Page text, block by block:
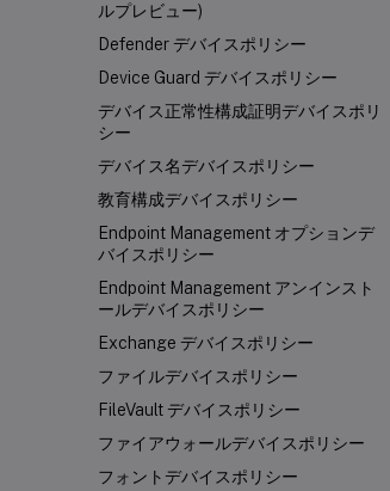
ルプレビュー)
Defender デバイスポリシー
Device Guard デバイスポリシー
デバイス正常性構成証明デバイスポリ
シー
デバイス名デバイスポリシー
教育構成デバイスポリシー
Endpoint Management オプションデ
バイスポリシー
Endpoint Management アンインスト
ールデバイスポリシー
Exchange デバイスポリシー
ファイルデバイスポリシー
FileVault デバイスポリシー
ファイアウォールデバイスポリシー
フォントデバイスポリシー